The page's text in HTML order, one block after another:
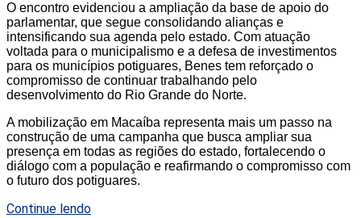
O encontro evidenciou a ampliação da base de apoio do
parlamentar, que segue consolidando alianças e
intensificando sua agenda pelo estado. Com atuação
voltada para o municipalismo e a defesa de investimentos
para os municípios potiguares, Benes tem reforçado o
compromisso de continuar trabalhando pelo
desenvolvimento do Rio Grande do Norte.
A mobilização em Macaíba representa mais um passo na
construção de uma campanha que busca ampliar sua
presença em todas as regiões do estado, fortalecendo o
diálogo com a população e reafirmando o compromisso com
o futuro dos potiguares.
Continue lendo